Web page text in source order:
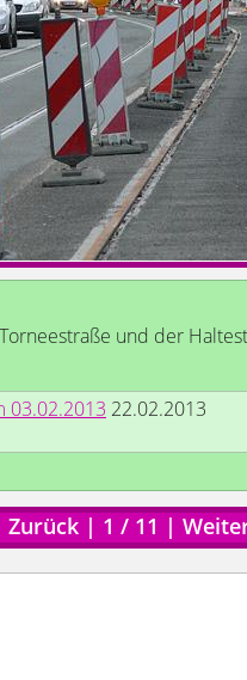
und der
03.02.2013 22.02.2013
Zurück | 1 / 11 |